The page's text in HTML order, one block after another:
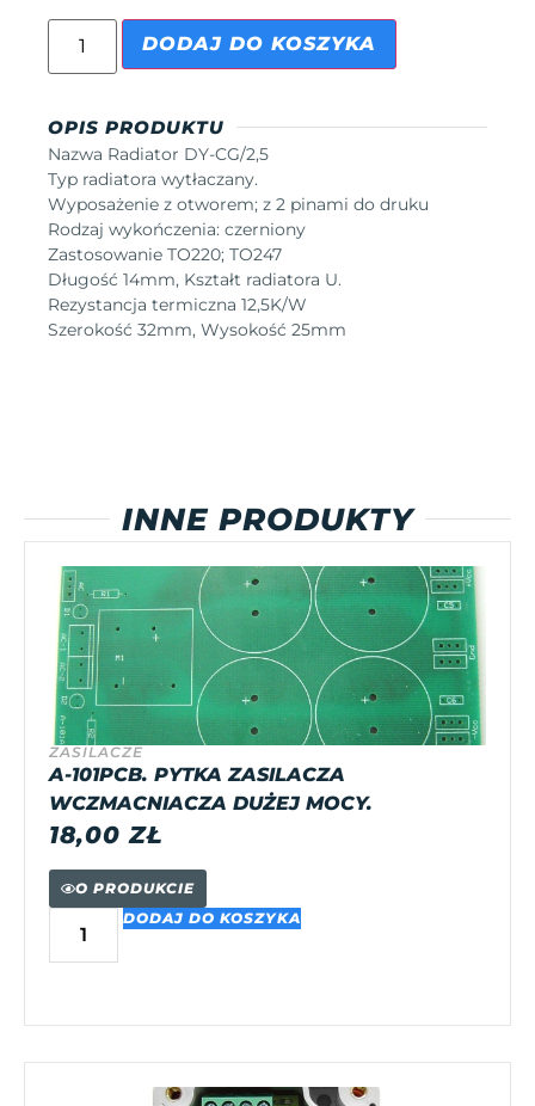
DODAJ DO KOSZYKA
OPIS PRODUKTU
Nazwa Radiator DY-CG/2,5
Typ radiatora wytłaczany.
Wyposażenie z otworem; z 2 pinami do druku
Rodzaj wykończenia: czerniony
Zastosowanie TO220; TO247
Długość 14mm, Kształt radiatora U.
Rezystancja termiczna 12,5K/W
Szerokość 32mm, Wysokość 25mm
INNE PRODUKTY
ZASILACZE
A-101PCB. PYTKA ZASILACZA
WCZMACNIACZA DUŻEJ MOCY.
18,00ZŁ
O PRODUKCIE
DODAJ DO KOSZYKA